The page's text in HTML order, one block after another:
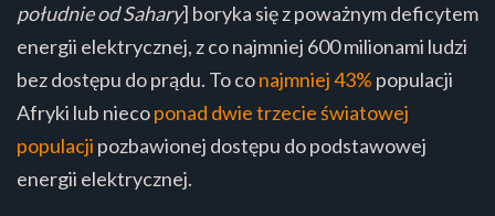
południe od Sahary] boryka się z poważnym deficytem
energii elektrycznej, z co najmniej 600 milionami ludzi
bez dostępu do prądu. To conajmniej 43% populacji
Afryki lub niecoponad dwie trzecie światowej
populacji pozbawionej dostępu do podstawowej
energii elektrycznej.